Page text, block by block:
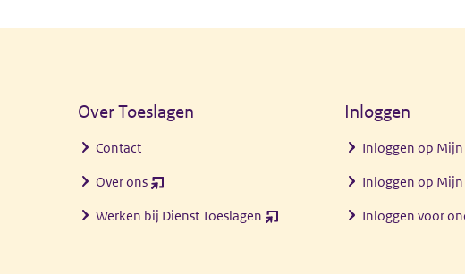
Over Toeslagen
Contact
Over ons (opent
venster)
Werken bij Dienst Toeslagen (opent
Inloggen
Inloggen op
Inloggen op
Inloggen voor